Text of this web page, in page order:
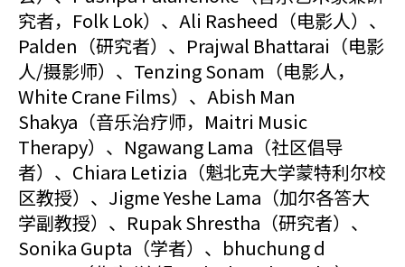
究者，Folk Lok）、Ali Rasheed（电影人）、
Palden（研究者）、Prajwal Bhattarai（电影
人/摄影师）、Tenzing Sonam（电影人，
White Crane Films）、Abish Man
Shakya（音乐治疗师，Maitri Music
Therapy）、Ngawang Lama（社区倡导
者）、Chiara Letizia（魁北克大学蒙特利尔校
区教授）、Jigme Yeshe Lama（加尔各答大
学副教授）、Rupak Shrestha（研究者）、
Sonika Gupta（学者）、bhuchung d